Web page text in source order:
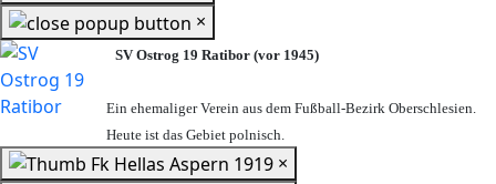
×
SV Ostrog 19 Ratibor (vor 1945)
Ein ehemaliger Verein aus dem Fußball-Bezirk Oberschlesien.
Heute ist das Gebiet polnisch.
×